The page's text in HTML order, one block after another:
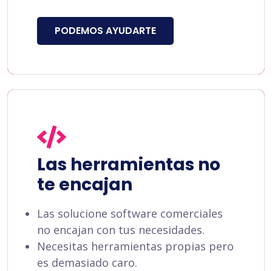
PODEMOS AYUDARTE
Las herramientas no
te encajan
Las solucione software comerciales
no encajan con tus necesidades.
Necesitas herramientas propias pero
es demasiado caro.